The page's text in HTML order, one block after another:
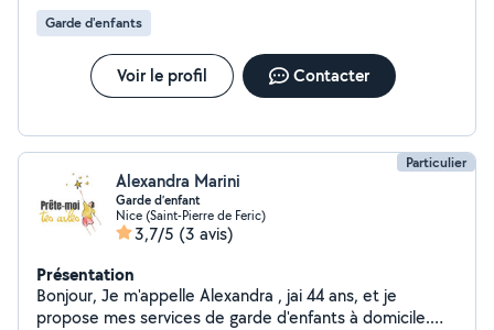
Garde d'enfants
Voir le profil Contacter
Particulier
Alexandra Marini
Garde d’enfant
Nice (Saint-Pierre de Feric)
3,7/5 (3 avis)
Présentation
Bonjour, Je m'appelle Alexandra , jai 44 ans, et je
propose mes services de garde d'enfants à domicile.